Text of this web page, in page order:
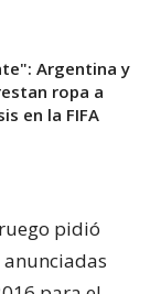
Argentina y
ropa a
en la FIFA
pidió